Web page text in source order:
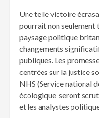
Une telle victoire
pourrait non
paysage politique
changements
publiques. Les
centrées sur la justice
NHS (Service national
écologique, seront
et les analystes